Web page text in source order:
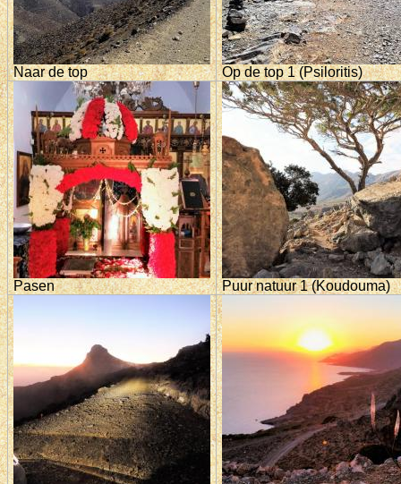
Naar de top Op de top 1 (Psiloritis)
Pasen Puur natuur 1 (Koudouma)